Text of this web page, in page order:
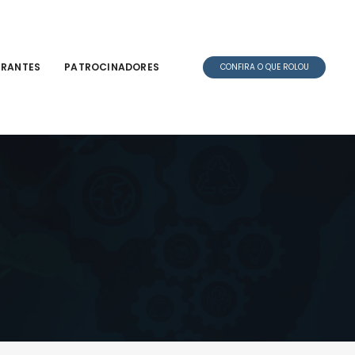
PATROCINADORES CONFIRA O QUE ROLOU